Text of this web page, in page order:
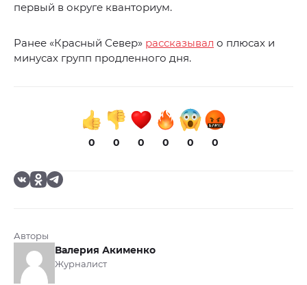
первый в округе кванториум.
Ранее «Красный Север» рассказывал о плюсах и
минусах групп продленного дня.
0 0 0 0 0 0
Авторы
Валерия Акименко
Журналист